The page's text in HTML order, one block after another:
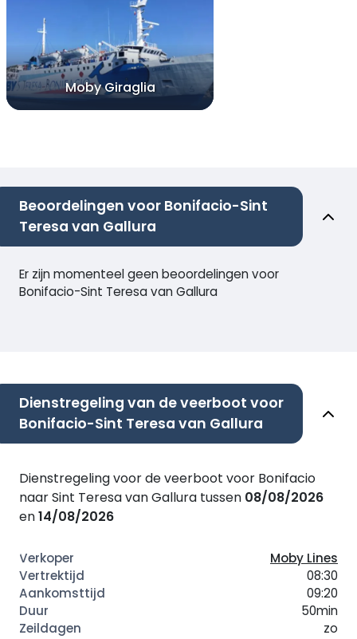
Moby Giraglia
Beoordelingen voor Bonifacio-Sint
Teresa van Gallura
Er zijn momenteel geen beoordelingen voor
Bonifacio-Sint Teresa van Gallura
Dienstregeling van de veerboot voor
Bonifacio-Sint Teresa van Gallura
Dienstregeling voor de veerboot voor Bonifacio
naar Sint Teresa van Gallura tussen 08/08/2026
en14/08/2026
Moby Lines
08:30
09:20
50min
zo